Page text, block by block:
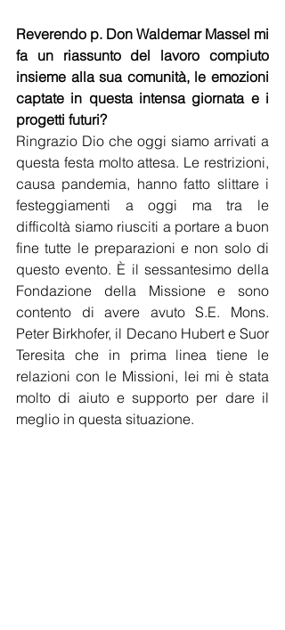
Reverendo p. Don Waldemar Massel mi
fa un riassunto del lavoro compiuto
insieme alla sua comunità, le emozioni
captate in questa intensa giornata e i
progetti futuri?
Ringrazio Dio che oggi siamo arrivati a
questa festa molto attesa. Le restrizioni,
causa pandemia, hanno fatto slittare i
festeggiamenti a oggi ma tra le
difficoltà siamo riusciti a portare a buon
fine tutte le preparazioni e non solo di
questo evento. È il sessantesimo della
Fondazione della Missione e sono
contento di avere avuto S.E. Mons.
Peter Birkhofer, il Decano Hubert e Suor
Teresita che in prima linea tiene le
relazioni con le Missioni, lei mi è stata
molto di aiuto e supporto per dare il
meglio in questa situazione.